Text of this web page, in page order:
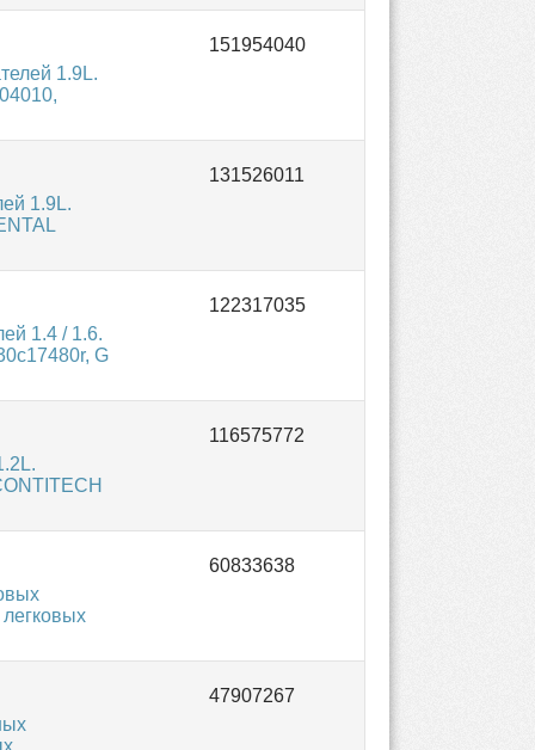
1.9L.
1.9L.
1.4 / 1.6.
G